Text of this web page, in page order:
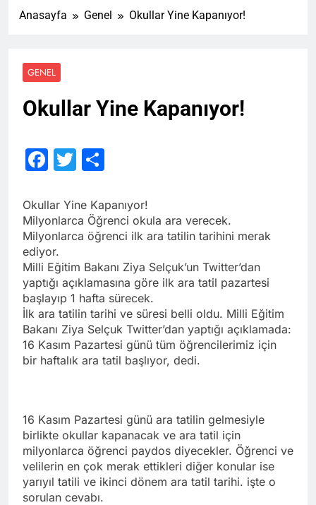
Anasayfa Genel Okullar Yine Kapanıyor!
GENEL
Okullar Yine Kapanıyor!
Facebook
Twitter
Okullar Yine Kapanıyor!
Milyonlarca Öğrenci okula ara verecek.
Milyonlarca öğrenci ilk ara tatilin tarihini merak
ediyor.
Milli Eğitim Bakanı Ziya Selçuk’un Twitter’dan
yaptığı açıklamasına göre ilk ara tatil pazartesi
başlayıp 1 hafta sürecek.
İlk ara tatilin tarihi ve süresi belli oldu. Milli Eğitim
Bakanı Ziya Selçuk Twitter’dan yaptığı açıklamada:
16 Kasım Pazartesi günü tüm öğrencilerimiz için
bir haftalık ara tatil başlıyor, dedi.
16 Kasım Pazartesi günü ara tatilin gelmesiyle
birlikte okullar kapanacak ve ara tatil için
milyonlarca öğrenci paydos diyecekler. Öğrenci ve
velilerin en çok merak ettikleri diğer konular ise
yarıyıl tatili ve ikinci dönem ara tatil tarihi. işte o
sorulan cevabı.